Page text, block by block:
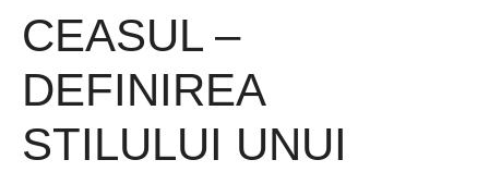
CEASUL –
DEFINIREA
STILULUI UNUI